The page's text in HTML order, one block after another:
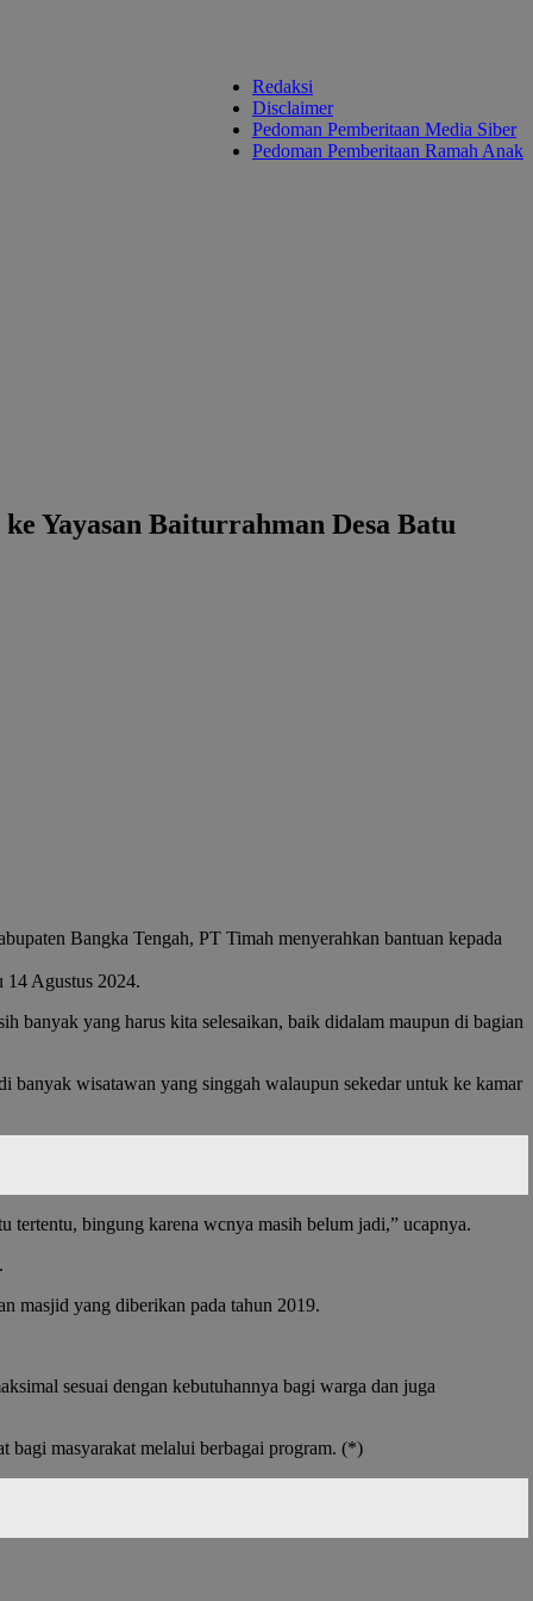
Redaksi
Disclaimer
Pedoman Pemberitaan Media Siber
Pedoman Pemberitaan Ramah Anak
Yayasan Baiturrahman Desa Batu
Bangka Tengah, PT Timah menyerahkan bantuan kepada
14 Agustus 2024.
banyak yang harus kita selesaikan, baik didalam maupun di bagian
banyak wisatawan yang singgah walaupun sekedar untuk ke kamar
tertentu, bingung karena wcnya masih belum jadi,” ucapnya.
masjid yang diberikan pada tahun 2019.
sesuai dengan kebutuhannya bagi warga dan juga
bagi masyarakat melalui berbagai program. (*)